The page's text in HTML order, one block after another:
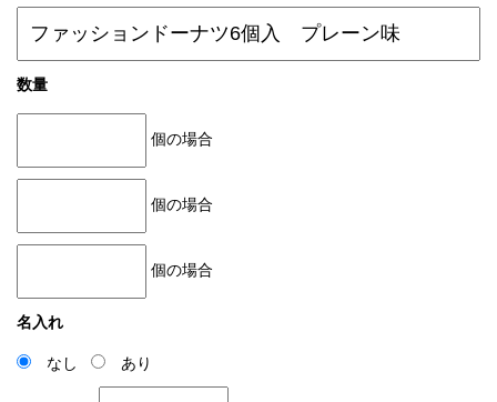
数量
個の場合
個の場合
個の場合
名入れ
なし あり